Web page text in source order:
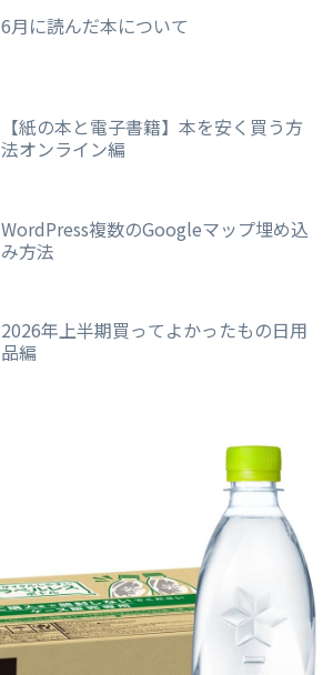
6月に読んだ本について
【紙の本と電子書籍】本を安く買う方
法オンライン編
WordPress複数のGoogleマップ埋め込
み方法
2026年上半期買ってよかったもの日用
品編